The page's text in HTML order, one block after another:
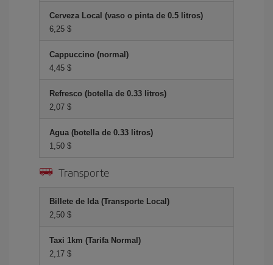
Cerveza Local (vaso o pinta de 0.5 litros)
6,25 $
Cappuccino (normal)
4,45 $
Refresco (botella de 0.33 litros)
2,07 $
Agua (botella de 0.33 litros)
1,50 $
Transporte
Billete de Ida (Transporte Local)
2,50 $
Taxi 1km (Tarifa Normal)
2,17 $